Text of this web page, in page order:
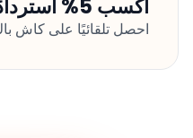
اكسب 5% استردادًا
احصل تلقائيًا على كاش